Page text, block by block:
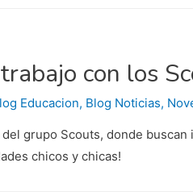
con los
Educacion, Blog Noticias,
grupo Scouts, donde
chicos y chicas!